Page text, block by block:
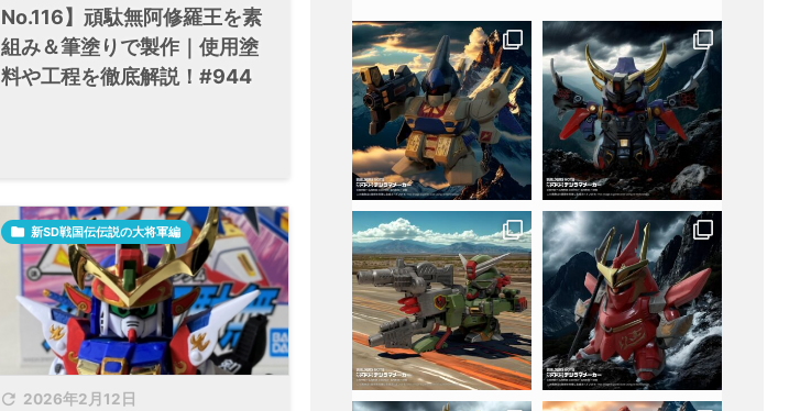
No.116】頑駄無阿修羅王を素
組み＆筆塗りで製作｜使用塗
料や工程を徹底解説！#944
 2026年2月12日
 新SD戦国伝伝説の大将軍編